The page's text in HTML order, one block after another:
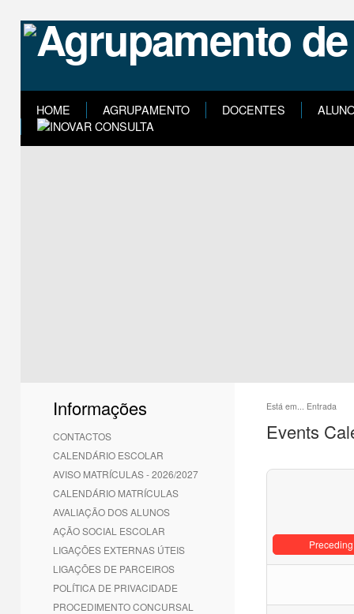
HOME AGRUPAMENTO DOCENTES
Informações
CONTACTOS
CALENDÁRIO ESCOLAR
AVISO MATRÍCULAS - 2026/2027
CALENDÁRIO MATRÍCULAS
AVALIAÇÃO DOS ALUNOS
AÇÃO SOCIAL ESCOLAR
LIGAÇÕES EXTERNAS ÚTEIS
LIGAÇÕES DE PARCEIROS
POLÍTICA DE PRIVACIDADE
PROCEDIMENTO CONCURSAL
Está em... Entrada
Events